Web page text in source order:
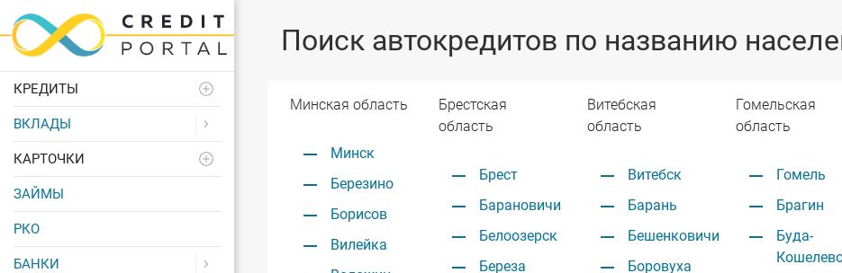
КРЕДИТЫ
ВКЛАДЫ
КАРТОЧКИ
ЗАЙМЫ
РКО
БАНКИ
Поиск автокредитов по названию
Минская область
Минск
Березино
Борисов
Вилейка
Брестская
область
Брест
Барановичи
Белоозерск
Береза
Витебская
область
Витебск
Барань
Бешенковичи
Боровуха
Гомельская
область
Гомель
Брагин
Буда-